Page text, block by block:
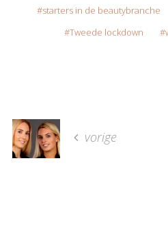
starters in de beautybranche
Tweede lockdown
vorige